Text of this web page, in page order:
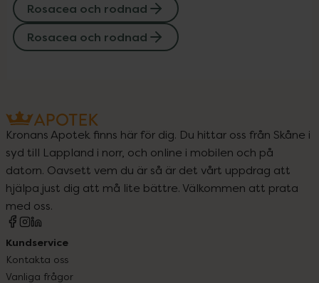
Rosacea och rodnad
Rosacea och rodnad
Kronans Apotek finns här för dig. Du hittar oss från Skåne i
syd till Lappland i norr, och online i mobilen och på
datorn. Oavsett vem du är så är det vårt uppdrag att
hjälpa just dig att må lite bättre. Välkommen att prata
med oss.
Kundservice
Kontakta oss
Vanliga frågor